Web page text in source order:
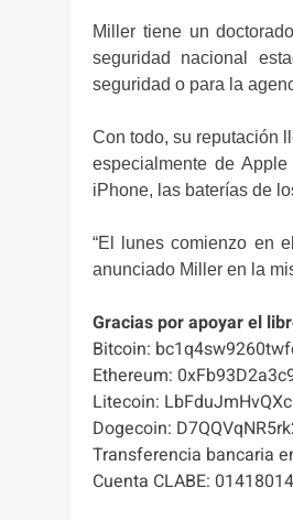
Miller tiene un
seguridad nacional
seguridad o para la
Con todo, su reputación
especialmente de
iPhone, las baterías de
“El lunes comienzo en
anunciado Miller en la
Gracias por apoyar el
Bitcoin:
Ethereum:
Litecoin:
Dogecoin:
Transferencia bancaria
Cuenta CLABE: